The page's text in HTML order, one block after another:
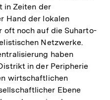
in Zeiten der
Hand der lokalen
oft noch auf die Suharto-
Netzwerke.
haben
in der Peripherie
wirtschaftlichen
Ebene